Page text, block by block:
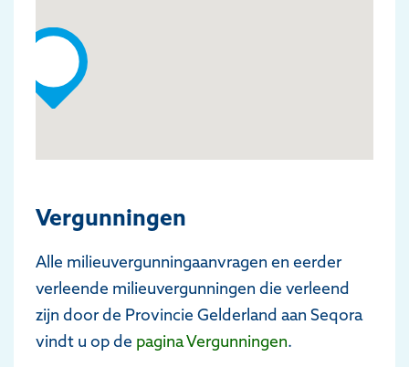
Vergunningen
Alle milieuvergunningaanvragen en eerder
verleende milieuvergunningen die verleend
zijn door de Provincie Gelderland aan Seqora
vindt u op de pagina Vergunningen.